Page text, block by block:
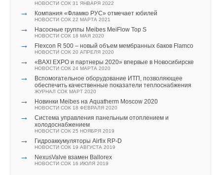
НОВОСТИ СОК 31 ЯНВАРЯ 2022
→ Компания «Фламко РУС» отмечает юбилей
НОВОСТИ СОК 22 МАРТА 2021
→ Насосные группы Meibes MeiFlow Top S
НОВОСТИ СОК 18 МАЯ 2020
→ Flexcon R 500 – новый объем мембранных баков Flamco
НОВОСТИ СОК 20 АПРЕЛЯ 2020
→ «BAXI EXPO и партнеры 2020» впервые в Новосибирске
НОВОСТИ СОК 24 МАРТА 2020
→
Вспомогательное оборудование ИТП, позволяющее
обеспечить качественные показатели теплоснабжения
ЖУРНАЛ СОК МАРТ 2020
→ Новинки Meibes на Aquatherm Moscow 2020
НОВОСТИ СОК 18 ФЕВРАЛЯ 2020
→
Система управления панельным отоплением и
холодоснабжением
НОВОСТИ СОК 25 НОЯБРЯ 2019
→ Гидроаккумуляторы Airfix RP-D
НОВОСТИ СОК 19 АВГУСТА 2019
→ NexusValve взамен Ballorex
НОВОСТИ СОК 16 ИЮЛЯ 2019